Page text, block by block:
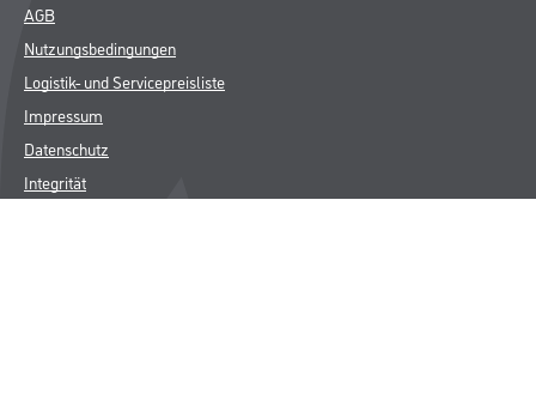
AGB
Nutzungsbedingungen
Logistik- und Servicepreisliste
Impressum
Datenschutz
Integrität